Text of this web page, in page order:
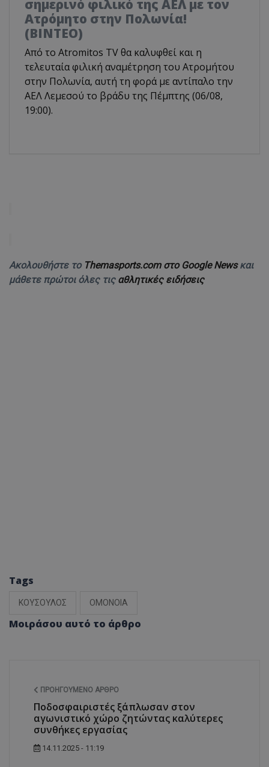
σημερινό φιλικό της ΑΕΛ με τον
Ατρόμητο στην Πολωνία!
(ΒΙΝΤΕΟ)
Από το Atromitos TV θα καλυφθεί και η
τελευταία φιλική αναμέτρηση του Ατρομήτου
στην Πολωνία, αυτή τη φορά με αντίπαλο την
ΑΕΛ Λεμεσού το βράδυ της Πέμπτης (06/08,
19:00).
Ακολουθήστε το Themasports.com στο Google Newsκαι
μάθετε πρώτοι όλες τις αθλητικές ειδήσεις
Tags
ΚΟΥΣΟΥΛΟΣ ΟΜΟΝΟΙΑ
Μοιράσου αυτό το άρθρο
ΠΡΟΗΓΟΎΜΕΝΟ ΆΡΘΡΟ
Ποδοσφαιριστές ξάπλωσαν στον
αγωνιστικό χώρο ζητώντας καλύτερες
συνθήκες εργασίας
14.11.2025 - 11:19